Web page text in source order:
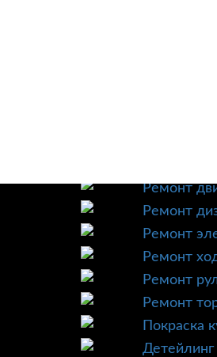
Ремонт
Ремонт
Ремонт
Ремонт
Ремонт
Ремонт
Ремонт
Покраска
Детейлинг